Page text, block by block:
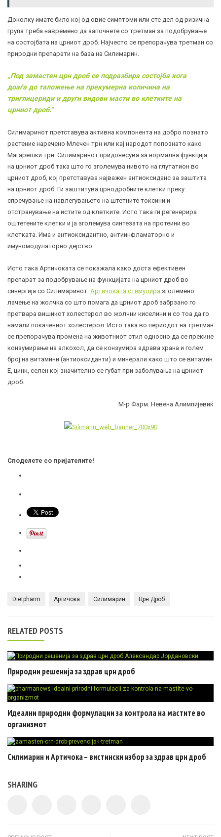
Доколку имате било кој од овие симптоми или сте дел од ризична
група треба навремено да започнете со третман за подобрување
на состојбата на црниот дроб. Најчесто се препорачува третман со
природни препарати на база на Силимарин.
„Под замастен црн дроб се подразбира состојба кога
доаѓа до таложење на прекумерна количина на
триглицериди и други видови масти во клетките на
црниот дроб.“
Силимаринот претставува активна компонента на добро познато
растение наречено Млечен трн или кај народот попознато како
Магарешки трн. Силимаринот придонесува за нормална функција
на црниот дроб така што го зголемува нивото на глутатион во
црниот дроб, кој претставува најважен антиоксиданс за заштита
на црниот дроб. Ги заштитува црнодробните клетки преку
спречување на навлегувањето на штетните токсини и
отстранување на истите од клетките. Исто така ги регенерира
оштетените клетки и ја зголемува синтезата на протеини во
клетката. Има и антиоксидантно, антиинфламаторно и
имуномодулаторно дејство.
Исто така Артичоката се покажала како доста ефективен
препарат за подобрување на функцијата на црниот дроб во
синергија со Силимаринот. Артичоката стимулира зголемено
лачење на жолчка со што помага да црниот дроб забрзано го
претвара вишикот холестерол во жолчни киселини и со тоа да го
намали покачениот холестерол. Исто така во периодот на третман
се препорачува промена на животниот стил односно да се прекине
конзумирање на алкохол, да се конзумира здрава храна и голем
број на витамини (антиоксиданти) и минерали како што се витамин
Е, цинк, селен кој значително се губат при заболувања на црниот
дроб.
М-р Фарм. Невена Алимпијевиќ
Споделете со пријателите!
Dietpharm Артичока Силимарин Црн Дроб
RELATED POSTS
Природни решенија за здрав црн дроб
Идеални природни формулации за контрола на мастите во
организмот
Силимарин и Артичока – вистински избор за здрав црн дроб
SHARING